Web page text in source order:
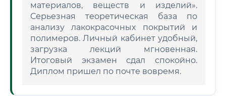
материалов, веществ и изделий».
Серьезная теоретическая база по
анализу лакокрасочных покрытий и
полимеров. Личный кабинет удобный,
загрузка лекций мгновенная.
Итоговый экзамен сдал спокойно.
Диплом пришел по почте вовремя.